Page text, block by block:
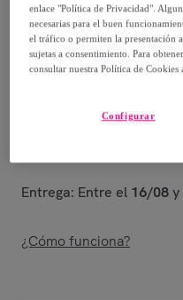
Entrega
Entrega desde6,05 €
Entrega: Entre el 16/08y
¿Cómo funciona?
enlace "Política de Privacidad".
necesarias para el buen
el tráfico o permiten la presentación
sujetas a consentimiento. Para
consultar nuestra Política de Cookies
Configurar